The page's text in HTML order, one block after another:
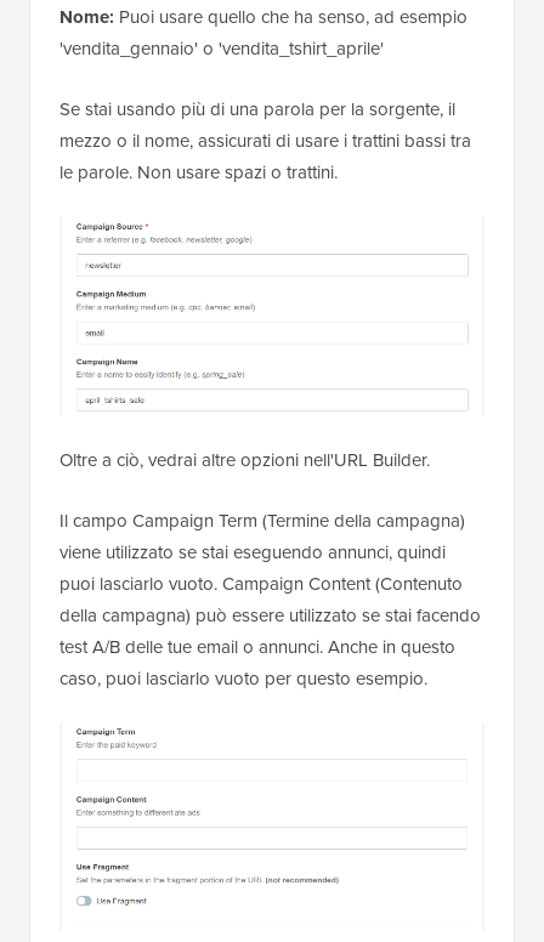
Nome: Puoi usare quello che ha senso, ad esempio
'vendita_gennaio' o 'vendita_tshirt_aprile'
Se stai usando più di una parola per la sorgente, il
mezzo o il nome, assicurati di usare i trattini bassi tra
le parole. Non usare spazi o trattini.
Oltre a ciò, vedrai altre opzioni nell'URL Builder.
Il campo Campaign Term (Termine della campagna)
viene utilizzato se stai eseguendo annunci, quindi
puoi lasciarlo vuoto. Campaign Content (Contenuto
della campagna) può essere utilizzato se stai facendo
test A/B delle tue email o annunci. Anche in questo
caso, puoi lasciarlo vuoto per questo esempio.